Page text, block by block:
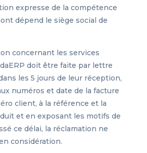
expresse de la compétence
dépend le siège social de
concernant les services
doit être faite par lettre
les 5 jours de leur réception,
numéros et date de la facture
client, à la référence et la
et en exposant les motifs de
ce délai, la réclamation ne
considération.